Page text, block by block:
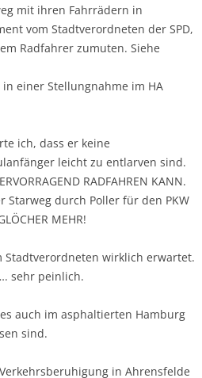
mit ihren Fahrrädern in
vom Stadtverordneten der SPD,
Radfahrer zumuten. Siehe
einer Stellungnahme im HA
ich, dass er keine
leicht zu entlarven sind.
RADFAHREN KANN.
durch Poller für den PKW
MEHR!
Stadtverordneten wirklich erwartet.
sehr peinlich.
auch im asphaltierten Hamburg
sind.
in Ahrensfelde